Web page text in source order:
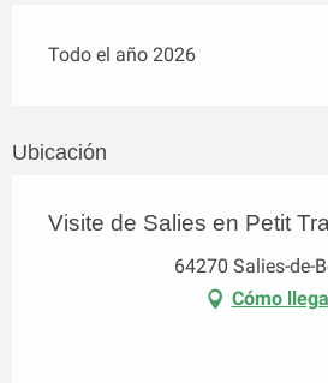
Todo el año 2026
Ubicación
Visite de Salies en Petit
64270 Salies-de-
Cómo